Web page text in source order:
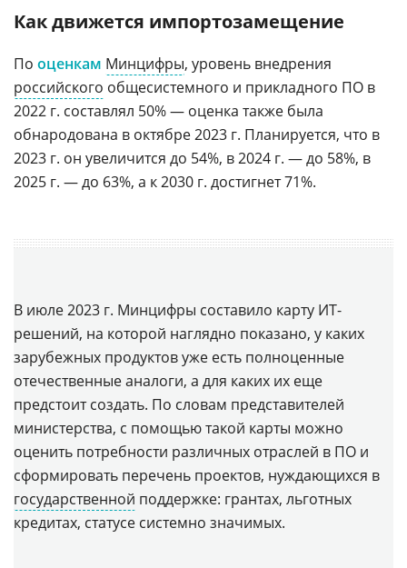
Как движется импортозамещение
По оценкам Минцифры, уровень внедрения
российского общесистемного и прикладного ПО в
2022 г. составлял 50% — оценка также была
обнародована в октябре 2023 г. Планируется, что в
2023 г. он увеличится до 54%, в 2024 г. — до 58%, в
2025 г. — до 63%, а к 2030 г. достигнет 71%.
В июле 2023 г. Минцифры составило карту ИТ-
решений, на которой наглядно показано, у каких
зарубежных продуктов уже есть полноценные
отечественные аналоги, а для каких их еще
предстоит создать. По словам представителей
министерства, с помощью такой карты можно
оценить потребности различных отраслей в ПО и
сформировать перечень проектов, нуждающихся в
государственной поддержке: грантах, льготных
кредитах, статусе системно значимых.